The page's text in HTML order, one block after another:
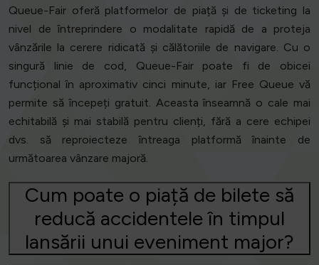
Queue-Fair oferă platformelor de piață și de ticketing la
nivel de întreprindere o modalitate rapidă de a proteja
vânzările la cerere ridicată și călătoriile de navigare. Cu o
singură linie de cod, Queue-Fair poate fi de obicei
funcțional în aproximativ cinci minute, iar Free Queue vă
permite să începeți gratuit. Aceasta înseamnă o cale mai
echitabilă și mai stabilă pentru clienți, fără a cere echipei
dvs. să reproiecteze întreaga platformă înainte de
următoarea vânzare majoră.
Cum poate o piață de bilete să
reducă accidentele în timpul
lansării unui eveniment major?